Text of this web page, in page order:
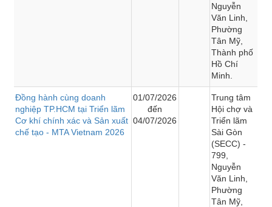
Nguyễn
Văn Linh,
Phường
Tân Mỹ,
Thành phố
Hồ Chí
Minh.
Đồng hành cùng doanh
nghiệp TP.HCM tại Triển lãm
Cơ khí chính xác và Sản xuất
chế tạo - MTA Vietnam 2026
01/07/2026
đến
04/07/2026
Trung tâm
Hội chợ và
Triển lãm
Sài Gòn
(SECC) -
799,
Nguyễn
Văn Linh,
Phường
Tân Mỹ,